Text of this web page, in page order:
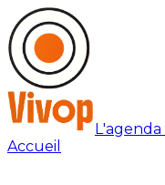
Accueil